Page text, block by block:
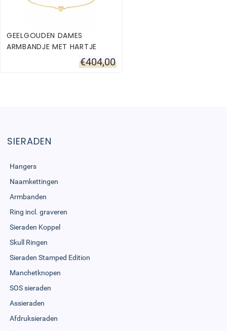
GEELGOUDEN DAMES
ARMBANDJE MET HARTJE
€404,00
SIERADEN
Hangers
Naamkettingen
Armbanden
Ring incl. graveren
Sieraden Koppel
Skull Ringen
Sieraden Stamped Edition
Manchetknopen
SOS sieraden
Assieraden
Afdruksieraden